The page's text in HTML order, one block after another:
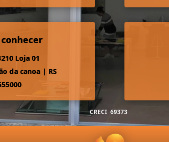
Loja 01
da canoa | RS
CRECI 69373